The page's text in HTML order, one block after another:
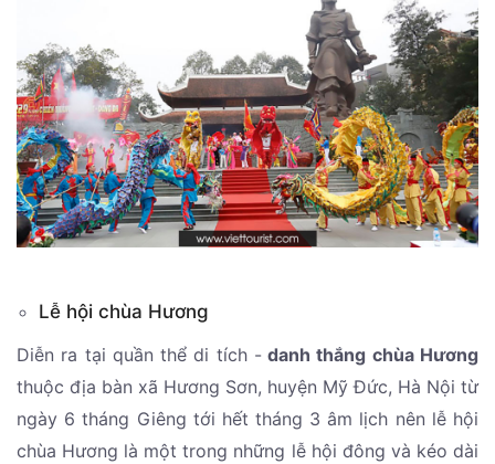
Lễ hội chùa Hương
Diễn ra tại quần thể di tích -danh thắng chùa Hương
thuộc địa bàn xã Hương Sơn, huyện Mỹ Đức, Hà Nội từ
ngày 6 tháng Giêng tới hết tháng 3 âm lịch nên lễ hội
chùa Hương là một trong những lễ hội đông và kéo dài